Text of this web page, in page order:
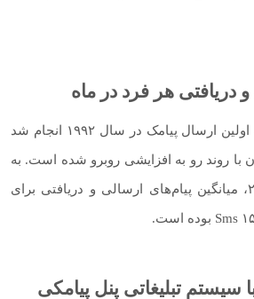
دریافتی هر فرد در ماه
برطبق اطلاعات موجود، اولین ارسال پیامک در سال ۱۹۹۲ انجام شد
با روند رو به افزایشی روبرو شده است. به
طور مثال در سال ۲۰۱۱، میانگین پیام‌های ارسالی و دریافتی برای
تبلیغاتی پنل پیامکی